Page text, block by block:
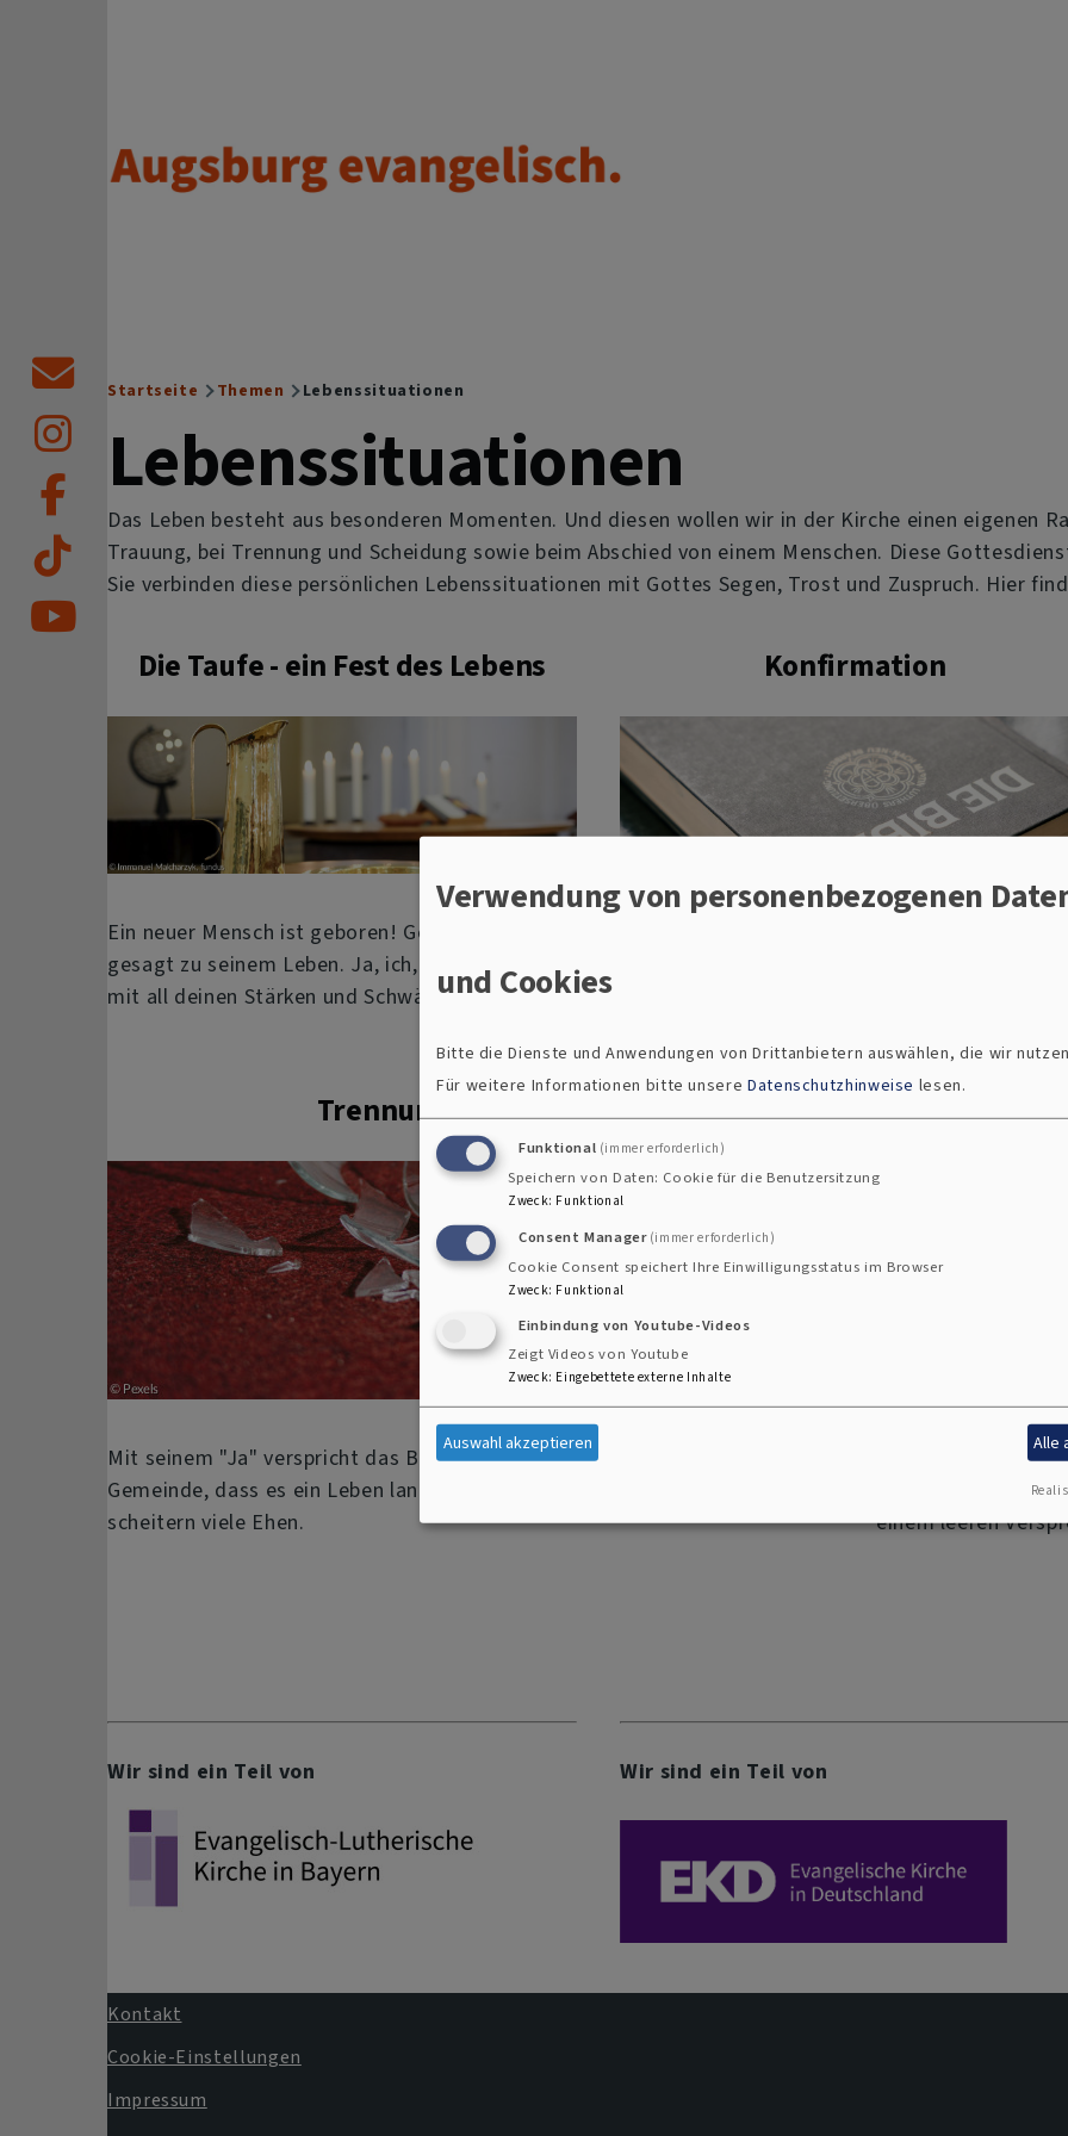
Augsburg evangelisch.
Breadcrumb
Startseite Themen Lebenssituationen
Lebenssituationen
Das Leben besteht aus besonderen Momenten. Und diesen wollen wir in der Kirche einen eigenen
Trauung, bei Trennung und Scheidung sowie beim Abschied von einem Menschen. Diese
Sie verbinden diese persönlichen Lebenssituationen mit Gottes Segen, Trost und Zuspruch. Hier
Die Taufe - ein Fest des Lebens
Ein neuer Mensch ist geboren! Gott hat Ja
gesagt zu seinem Leben. Ja, ich, Gott, liebe dich
mit all deinen Stärken und Schwächen.
Konfirmation
Trennung & Scheidung
Mit seinem "Ja" verspricht das Brautpaar vor Gott und der versammelten
Gemeinde, dass es ein Leben lang zusammenbleiben will. Trotzdem
scheitern viele Ehen.
Wir können uns
Erfahrung weiter,
einem leeren
Wir sind ein Teil von Wir sind ein Teil von
Fußbereichsmenü
Kontakt
Cookie-Einstellungen
Impressum
Verwendung von personenbezogenen
und Cookies
Bitte die Dienste und Anwendungen von Drittanbietern auswählen, die wir
Für weitere Informationen bitte unsere Datenschutzhinweise lesen.
Funktional (immer erforderlich)
Speichern von Daten: Cookie für die Benutzersitzung
Zweck: Funktional
Consent Manager (immer erforderlich)
Cookie Consent speichert Ihre Einwilligungsstatus im Browser
Zweck: Funktional
Einbindung von Youtube-Videos
Zeigt Videos von Youtube
Zweck: Eingebettete externe Inhalte
Auswahl akzeptieren Alle